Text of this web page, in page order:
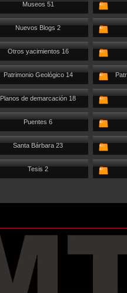
Museos 51
Nuevos Blogs 2
Otros yacimientos 16
Patrimonio Geológico 14
Planos de demarcación 18
Puentes 6
Santa Bárbara 23
Tesis 2